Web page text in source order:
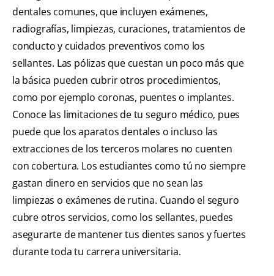
dentales comunes, que incluyen exámenes,
radiografías, limpiezas, curaciones, tratamientos de
conducto y cuidados preventivos como los
sellantes. Las pólizas que cuestan un poco más que
la básica pueden cubrir otros procedimientos,
como por ejemplo coronas, puentes o implantes.
Conoce las limitaciones de tu seguro médico, pues
puede que los aparatos dentales o incluso las
extracciones de los terceros molares no cuenten
con cobertura. Los estudiantes como tú no siempre
gastan dinero en servicios que no sean las
limpiezas o exámenes de rutina. Cuando el seguro
cubre otros servicios, como los sellantes, puedes
asegurarte de mantener tus dientes sanos y fuertes
durante toda tu carrera universitaria.